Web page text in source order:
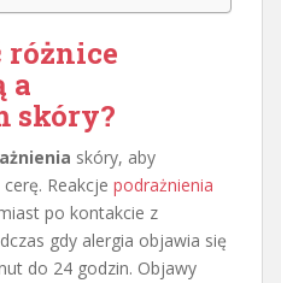
różnice
a
skóry?
skóry, aby
Reakcje podrażnienia
po kontakcie z
gdy alergia objawia się
do 24 godzin. Objawy